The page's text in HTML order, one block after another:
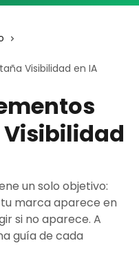
Visibilidad en IA
un solo objetivo:
marca aparece en
si no aparece. A
guía de cada